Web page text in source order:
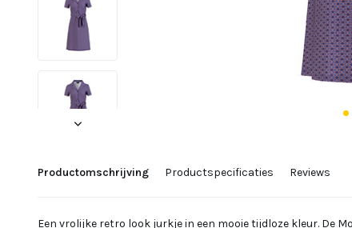
Productomschrijving Productspecificaties Reviews
Een vrolijke retro look jurkje in een mooie tijdloze kleur. De